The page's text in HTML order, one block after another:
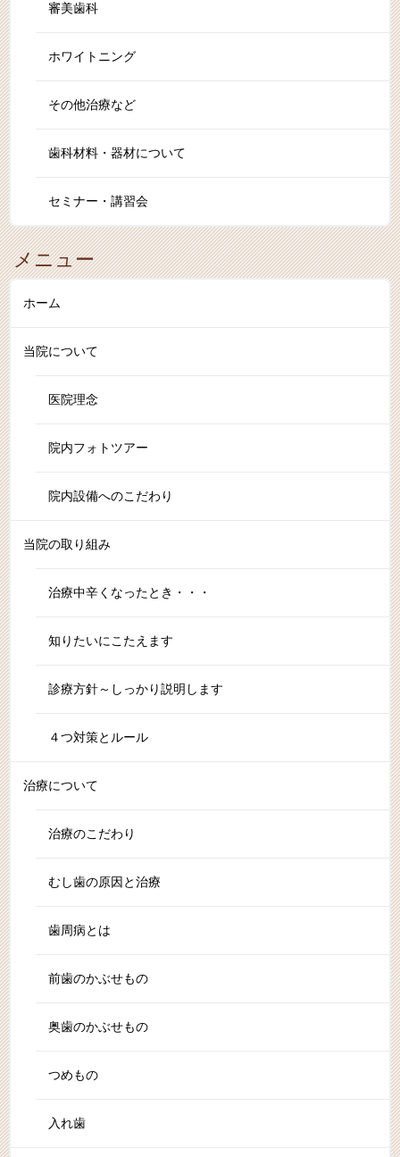
審美歯科
ホワイトニング
その他治療など
歯科材料・器材について
セミナー・講習会
メニュー
ホーム
当院について
医院理念
院内フォトツアー
院内設備へのこだわり
当院の取り組み
治療中辛くなったとき・・・
知りたいにこたえます
診療方針～しっかり説明します
４つ対策とルール
治療について
治療のこだわり
むし歯の原因と治療
歯周病とは
前歯のかぶせもの
奥歯のかぶせもの
つめもの
入れ歯